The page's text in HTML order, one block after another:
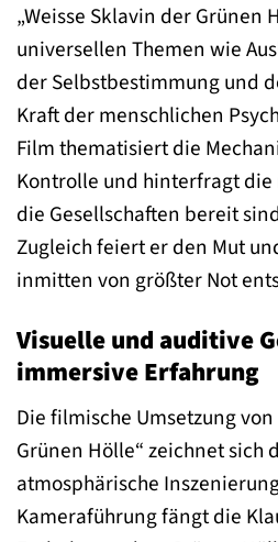
„Weisse Sklavin der Grünen
universellen Themen wie
der Selbstbestimmung und
Kraft der menschlichen
Film thematisiert die
Kontrolle und hinterfragt die
die Gesellschaften bereit
Zugleich feiert er den Mut
inmitten von größter Not
Visuelle und auditive
immersive Erfahrung
Die filmische Umsetzung
Grünen Hölle“ zeichnet sich
atmosphärische
Kameraführung fängt die